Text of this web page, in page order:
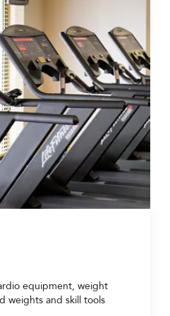
equipment, weight
weights and skill tools.